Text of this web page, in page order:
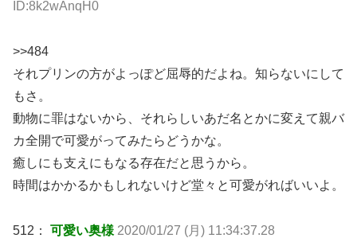
ID:8k2wAnqH0
>>484
それプリンの方がよっぽど屈辱的だよね。知らないにして
もさ。
動物に罪はないから、それらしいあだ名とかに変えて親バ
カ全開で可愛がってみたらどうかな。
癒しにも支えにもなる存在だと思うから。
時間はかかるかもしれないけど堂々と可愛がればいいよ。
512： 可愛い奥様 2020/01/27 (月) 11:34:37.28